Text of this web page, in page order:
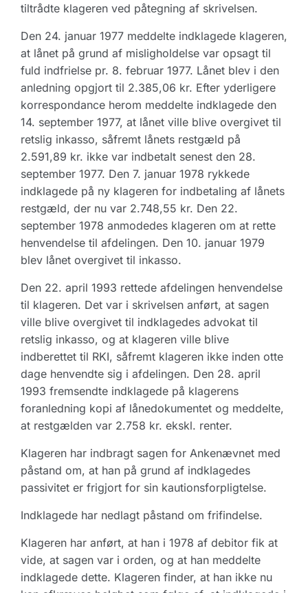
tiltrådte klageren ved påtegning af skrivelsen.
Den 24. januar 1977 meddelte indklagede klageren,
at lånet på grund af misligholdelse var opsagt til
fuld indfrielse pr. 8. februar 1977. Lånet blev i den
anledning opgjort til 2.385,06 kr. Efter yderligere
korrespondance herom meddelte indklagede den
14. september 1977, at lånet ville blive overgivet til
retslig inkasso, såfremt lånets restgæld på
2.591,89 kr. ikke var indbetalt senest den 28.
september 1977. Den 7. januar 1978 rykkede
indklagede på ny klageren for indbetaling af lånets
restgæld, der nu var 2.748,55 kr. Den 22.
september 1978 anmodedes klageren om at rette
henvendelse til afdelingen. Den 10. januar 1979
blev lånet overgivet til inkasso.
Den 22. april 1993 rettede afdelingen henvendelse
til klageren. Det var i skrivelsen anført, at sagen
ville blive overgivet til indklagedes advokat til
retslig inkasso, og at klageren ville blive
indberettet til RKI, såfremt klageren ikke inden otte
dage henvendte sig i afdelingen. Den 28. april
1993 fremsendte indklagede på klagerens
foranledning kopi af lånedokumentet og meddelte,
at restgælden var 2.758 kr. ekskl. renter.
Klageren har indbragt sagen for Ankenævnet med
påstand om, at han på grund af indklagedes
passivitet er frigjort for sin kautionsforpligtelse.
Indklagede har nedlagt påstand om frifindelse.
Klageren har anført, at han i 1978 af debitor fik at
vide, at sagen var i orden, og at han meddelte
indklagede dette. Klageren finder, at han ikke nu